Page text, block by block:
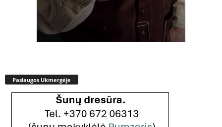
Paslaugos Ukmergėje